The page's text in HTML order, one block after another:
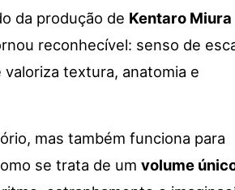
da produção de Kentaro Miura
reconhecível: senso de
textura, anatomia e
mas também funciona para
se trata de um volume